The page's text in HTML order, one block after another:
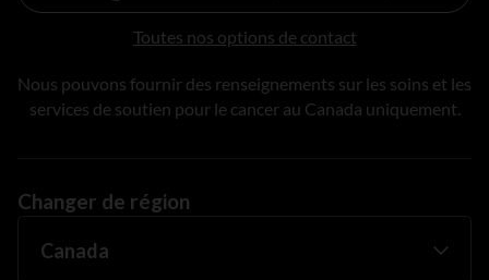
Toutes nos options de contact
Nous pouvons fournir des renseignements sur les soins et les
services de soutien pour le cancer au Canada uniquement.
Changer de région